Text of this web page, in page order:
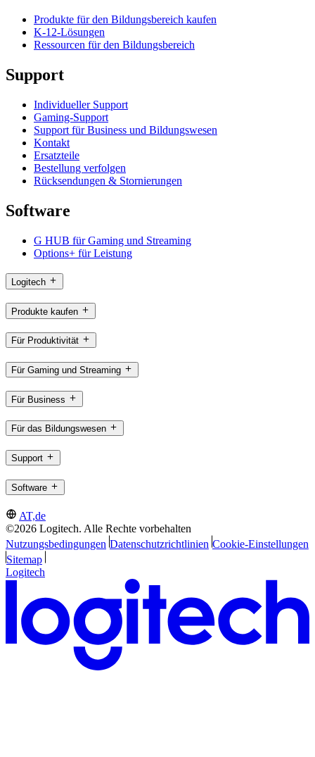
Produkte für den Bildungsbereich kaufen
K-12-Lösungen
Ressourcen für den Bildungsbereich
Support
Individueller Support
Gaming-Support
Support für Business und Bildungswesen
Kontakt
Ersatzteile
Bestellung verfolgen
Rücksendungen & Stornierungen
Software
G HUB für Gaming und Streaming
Options+ für Leistung
Logitech
Produkte kaufen
Für Produktivität
Für Gaming und Streaming
Für Business
Für das Bildungswesen
Support
Software
AT,de
©2026 Logitech. Alle Rechte vorbehalten
Nutzungsbedingungen Datenschutzrichtlinien Cookie-Einstellungen
Sitemap
Logitech